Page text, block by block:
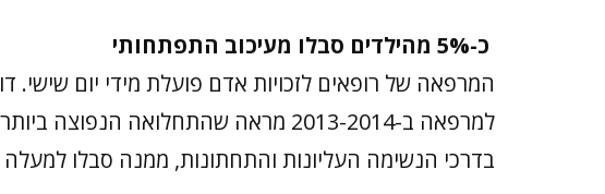
כ-5% מהילדים סבלו מעיכוב התפתחותי
המרפאה של רופאים לזכויות אדם פועלת מידי יום
למרפאה ב-2013-2014 מראה שהתחלואה
בדרכי הנשימה העליונות והתחתונות, ממנה סבלו למעלה מ30%